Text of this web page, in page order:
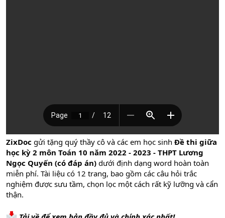
ZixDoc gửi tặng quý thầy cô và các em học sinh Đề thi giữa
học kỳ 2 môn Toán 10 năm 2022 - 2023 - THPT Lương
Ngọc Quyến (có đáp án) dưới định dạng word hoàn toàn
miễn phí. Tài liệu có 12 trang, bao gồm các câu hỏi trắc
nghiệm được sưu tầm, chọn lọc một cách rất kỹ lưỡng và cẩn
thận.